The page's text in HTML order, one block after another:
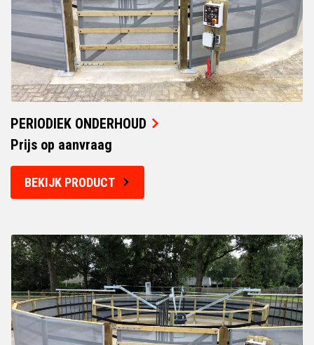
PERIODIEK ONDERHOUD
Prijs op aanvraag
BEKIJK PRODUCT